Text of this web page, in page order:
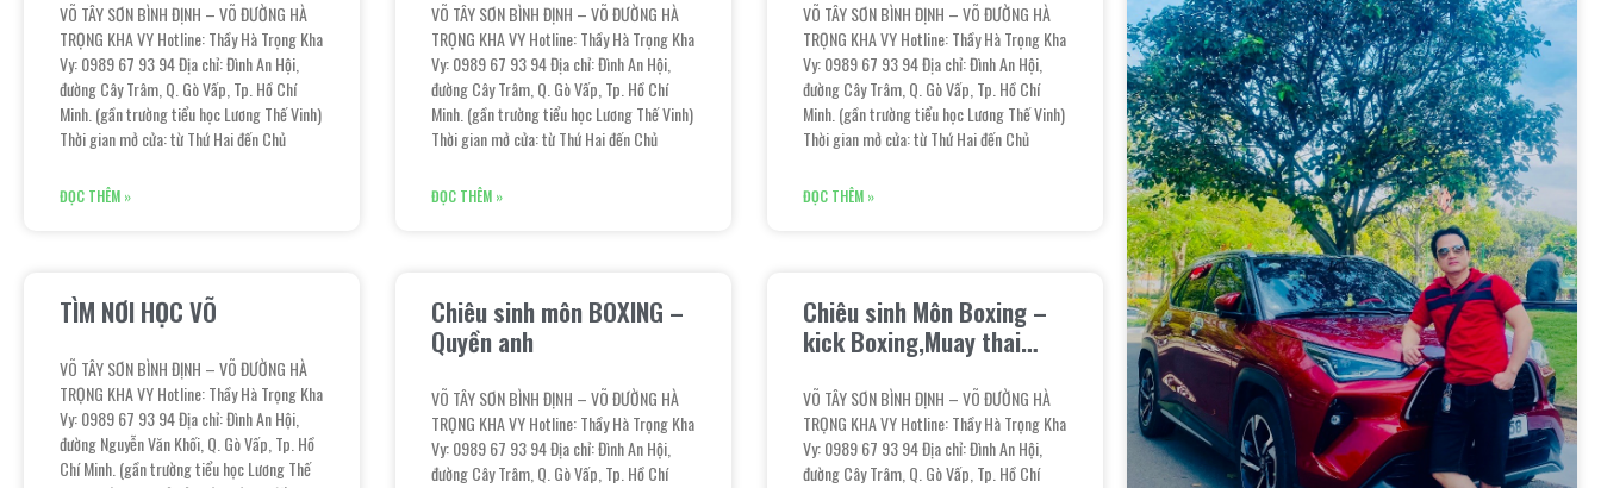
VÕ TÂY SƠN BÌNH ĐỊNH – VÕ ĐƯỜNG HÀ
TRỌNG KHA VY Hotline: Thầy Hà Trọng Kha
Vy: 0989 67 93 94 Địa chỉ: Đình An Hội,
đường Cây Trâm, Q. Gò Vấp, Tp. Hồ Chí
Minh. (gần trường tiểu học Lương Thế Vinh)
Thời gian mở cửa: từ Thứ Hai đến Chủ
ĐỌC THÊM »
VÕ TÂY SƠN BÌNH ĐỊNH – VÕ ĐƯỜNG HÀ
TRỌNG KHA VY Hotline: Thầy Hà Trọng Kha
Vy: 0989 67 93 94 Địa chỉ: Đình An Hội,
đường Cây Trâm, Q. Gò Vấp, Tp. Hồ Chí
Minh. (gần trường tiểu học Lương Thế Vinh)
Thời gian mở cửa: từ Thứ Hai đến Chủ
ĐỌC THÊM »
VÕ TÂY SƠN BÌNH ĐỊNH – VÕ ĐƯỜNG HÀ
TRỌNG KHA VY Hotline: Thầy Hà Trọng Kha
Vy: 0989 67 93 94 Địa chỉ: Đình An Hội,
đường Cây Trâm, Q. Gò Vấp, Tp. Hồ Chí
Minh. (gần trường tiểu học Lương Thế Vinh)
Thời gian mở cửa: từ Thứ Hai đến Chủ
ĐỌC THÊM »
TÌM NƠI HỌC VÕ
VÕ TÂY SƠN BÌNH ĐỊNH – VÕ ĐƯỜNG HÀ
TRỌNG KHA VY Hotline: Thầy Hà Trọng Kha
Vy: 0989 67 93 94 Địa chỉ: Đình An Hội,
đường Nguyễn Văn Khối, Q. Gò Vấp, Tp. Hồ
Chí Minh. (gần trường tiểu học Lương Thế
Chiêu sinh môn BOXING –
Quyền anh
VÕ TÂY SƠN BÌNH ĐỊNH – VÕ ĐƯỜNG HÀ
TRỌNG KHA VY Hotline: Thầy Hà Trọng Kha
Vy: 0989 67 93 94 Địa chỉ: Đình An Hội,
đường Cây Trâm, Q. Gò Vấp, Tp. Hồ Chí
Chiêu sinh Môn Boxing –
kick Boxing,Muay thai…
VÕ TÂY SƠN BÌNH ĐỊNH – VÕ ĐƯỜNG HÀ
TRỌNG KHA VY Hotline: Thầy Hà Trọng Kha
Vy: 0989 67 93 94 Địa chỉ: Đình An Hội,
đường Cây Trâm, Q. Gò Vấp, Tp. Hồ Chí